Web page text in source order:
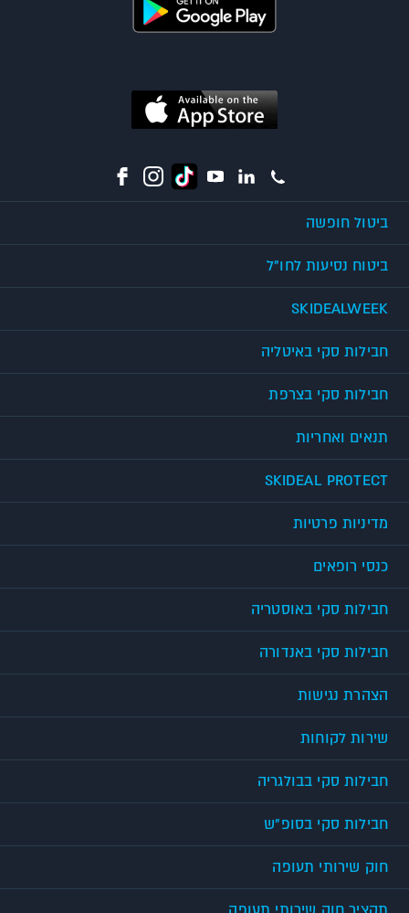
ביטול חופשה
ביטוח נסיעות לחו"ל
SKIDEALWEEK
חבילות סקי באיטליה
חבילות סקי בצרפת
תנאים ואחריות
SKIDEAL PROTECT
מדיניות פרטיות
כנסי רופאים
חבילות סקי באוסטריה
חבילות סקי באנדורה
הצהרת נגישות
שירות לקוחות
חבילות סקי בבולגריה
חבילות סקי בסופ"ש
חוק שירותי תעופה